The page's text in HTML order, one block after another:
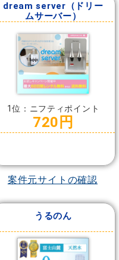
dream server（ドリー
ムサーバー）
1位：ニフティポイント
720円
案件元サイトの確認
うるのん